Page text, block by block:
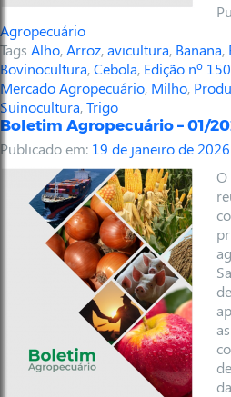
Agropecuário
Tags Alho,Arroz,avicultura, Banana,
Bovinocultura,Cebola, Edição nº
Mercado Agropecuário, Milho,
Suinocultura,Trigo
Boletim Agropecuário – 01/
Publicado em: 19 de janeiro de 2026
O